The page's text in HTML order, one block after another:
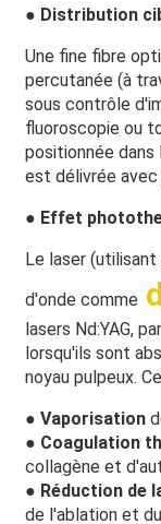
● Distribution
Une fine fibre
percutanée (à
sous contrôle
fluoroscopie ou
positionnée dans
est délivrée
● Effet
Le laser
d'onde comme
lasers Nd:YAG,
lorsqu'ils sont
noyau pulpeux.
● Vaporisation
● Coagulation
collagène et
● Réduction de
de l'ablation et